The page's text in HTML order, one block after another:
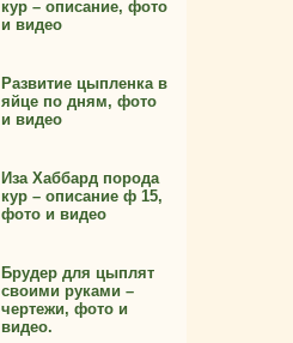
кур – описание, фото
и видео
Развитие цыпленка в
яйце по дням, фото
и видео
Иза Хаббард порода
кур – описание ф 15,
фото и видео
Брудер для цыплят
своими руками –
чертежи, фото и
видео.